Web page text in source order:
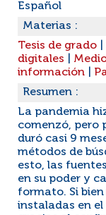
Español
Materias :
Tesis de grado
digitales
información
Resumen :
La pandemia
comenzó, pero
duró casi 9
métodos de
esto, las
en su poder y
formato. Si
instaladas en